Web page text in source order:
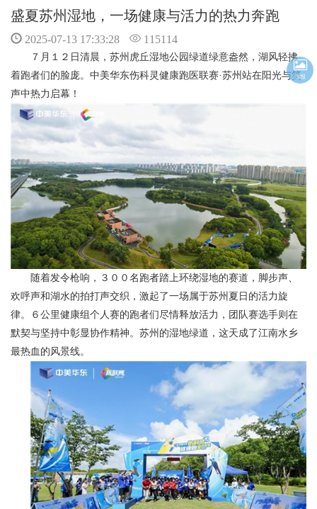
盛夏苏州湿地，一场健康与活力的热力奔跑
2025-07-13 17:33:28 115114
７月１２日清晨，苏州虎丘湿地公园绿道绿意盎然，湖风轻拂
着跑者们的脸庞。中美华东伤科灵健康跑医联赛·苏州站在阳光与笑
声中热力启幕！
随着发令枪响，３００名跑者踏上环绕湿地的赛道，脚步声、
欢呼声和湖水的拍打声交织，激起了一场属于苏州夏日的活力旋
律。６公里健康组个人赛的跑者们尽情释放活力，团队赛选手则在
默契与坚持中彰显协作精神。苏州的湿地绿道，这天成了江南水乡
最热血的风景线。
海报